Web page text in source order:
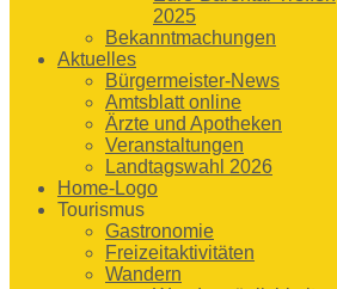
2025
Bekanntmachungen
Aktuelles
Bürgermeister-News
Amtsblatt online
Ärzte und Apotheken
Veranstaltungen
Landtagswahl 2026
Home-Logo
Tourismus
Gastronomie
Freizeitaktivitäten
Wandern